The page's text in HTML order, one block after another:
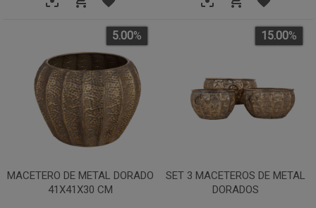
MACETERO DE METAL DORADO
41X41X30 CM
5.00%
SET 3 MACETEROS DE METAL
DORADOS
15.00%